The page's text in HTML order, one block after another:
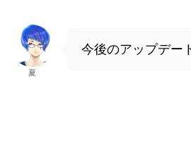
夏
今後のアップデー